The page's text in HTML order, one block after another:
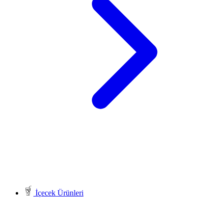
İçecek Ürünleri